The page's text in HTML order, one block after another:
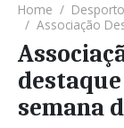
Home
Desporto
Associação
semana